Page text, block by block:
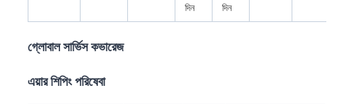
দিন
দিন
গ্লোবাল সার্ভিস কভারেজ
এয়ার শিপিং পরিষেবা